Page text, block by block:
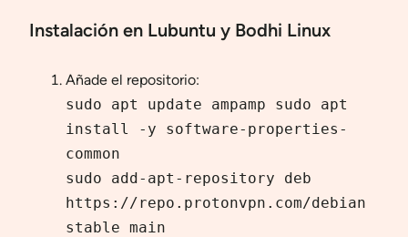
Instalación en Lubuntu y Bodhi Linux
Añade el repositorio:
sudo apt update ampamp sudo apt
install -y software-properties-
common
sudo add-apt-repository deb
https://repo.protonvpn.com/debian
stable main